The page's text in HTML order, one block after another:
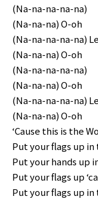
(Na-na-na-na-na)
(Na-na-na) O-oh
(Na-na-na-na-na)
(Na-na-na) O-oh
(Na-na-na-na-na)
(Na-na-na) O-oh
(Na-na-na-na-na)
(Na-na-na) O-oh
‘Cause this is the
Put your flags up
Put your hands up
Put your flags up
Put your flags up